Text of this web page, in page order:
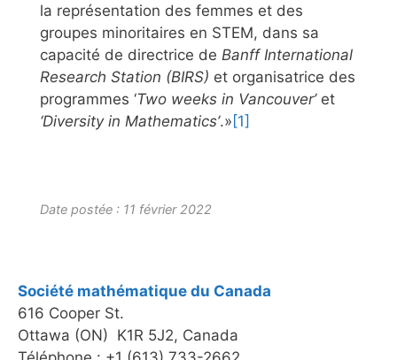
la représentation des femmes et des
groupes minoritaires en STEM, dans sa
capacité de directrice de Banff International
Research Station (BIRS) et organisatrice des
programmes ‘Two weeks in Vancouver’ et
‘Diversity in Mathematics’.» [1]
Date postée : 11 février 2022
Société mathématique du Canada
616 Cooper St.
Ottawa (ON) K1R 5J2, Canada